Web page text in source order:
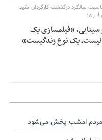
سالگرد درگذشت کارگردان فقید
«فیلمسازی یک
یک نوع زندگیست»
مردم امشب پخش می‌شود